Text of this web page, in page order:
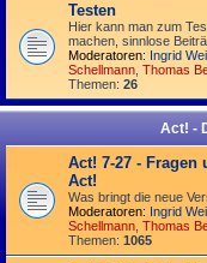
Testen
Hier kann man zum
machen, sinnlose
Moderatoren: Ingrid
Schellmann Thomas
Themen: 26
Act! -
Act! 7-27 -
Act!
Was bringt die neue
Moderatoren: Ingrid
Schellmann Thomas
Themen: 1065